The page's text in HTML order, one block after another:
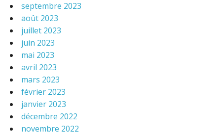
septembre 2023
août 2023
juillet 2023
juin 2023
mai 2023
avril 2023
mars 2023
février 2023
janvier 2023
décembre 2022
novembre 2022